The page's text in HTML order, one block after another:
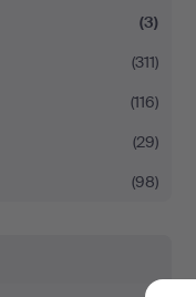
(3)
(311)
(116)
(29)
(98)